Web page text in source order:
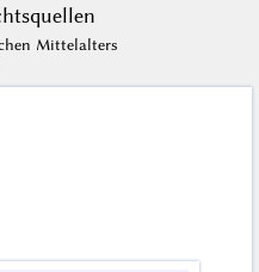
Mittelalters